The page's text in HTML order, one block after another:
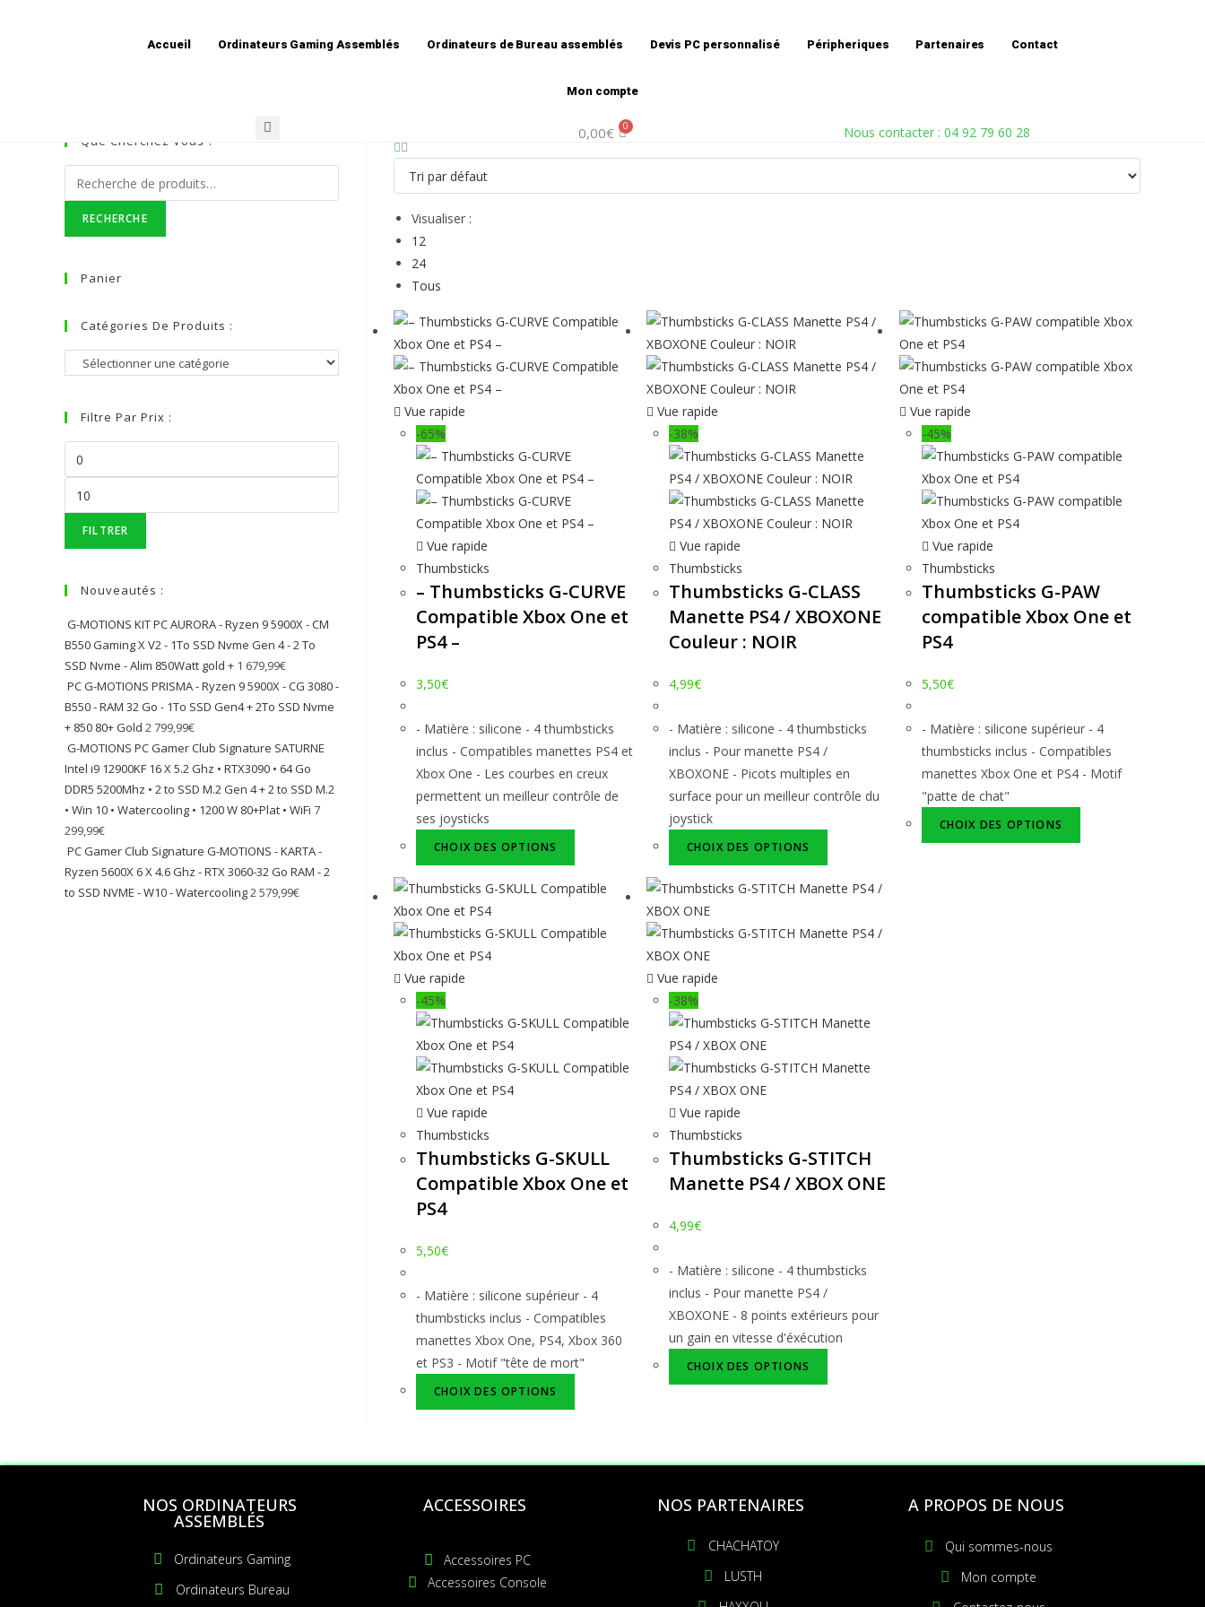
Accueil Ordinateurs Gaming Assemblés Ordinateurs de Bureau assemblés Devis PC personnalisé Péripheriques Partenaires Contact
Mon compte
0,00€ Nous contacter : 04 92 79 60 28
Visualiser :
12
24
Tous
Vue rapide
-65%
Vue rapide
Thumbsticks
– Thumbsticks G-CURVE
Compatible Xbox One et
PS4 –
3,50€
- Matière : silicone - 4 thumbsticks
inclus - Compatibles manettes PS4 et
Xbox One - Les courbes en creux
permettent un meilleur contrôle de
ses joysticks
CHOIX DES OPTIONS
Vue rapide
-38%
Vue rapide
Thumbsticks
Thumbsticks G-CLASS
Manette PS4 / XBOXONE
Couleur : NOIR
4,99€
- Matière : silicone - 4 thumbsticks
inclus - Pour manette PS4 /
XBOXONE - Picots multiples en
surface pour un meilleur contrôle du
joystick
CHOIX DES OPTIONS
Vue rapide
-45%
Vue rapide
Thumbsticks
Thumbsticks G-PAW
compatible Xbox One et
PS4
5,50€
- Matière : silicone supérieur - 4
thumbsticks inclus - Compatibles
manettes Xbox One et PS4 - Motif
"patte de chat"
CHOIX DES OPTIONS
Vue rapide
-45%
Vue rapide
Thumbsticks
Thumbsticks G-SKULL
Compatible Xbox One et
PS4
5,50€
- Matière : silicone supérieur - 4
thumbsticks inclus - Compatibles
manettes Xbox One, PS4, Xbox 360
et PS3 - Motif "tête de mort"
CHOIX DES OPTIONS
Vue rapide
-38%
Vue rapide
Thumbsticks
Thumbsticks G-STITCH
Manette PS4 / XBOX ONE
4,99€
- Matière : silicone - 4 thumbsticks
inclus - Pour manette PS4 /
XBOXONE - 8 points extérieurs pour
un gain en vitesse d'éxécution
CHOIX DES OPTIONS
Que Cherchez Vous ?
RECHERCHE
Panier
Catégories De Produits :
Filtre Par Prix :
FILTRER
Nouveautés :
G-MOTIONS KIT PC AURORA - Ryzen 9 5900X - CM
B550 Gaming X V2 - 1To SSD Nvme Gen 4 - 2 To
SSD Nvme - Alim 850Watt gold + 1 679,99€
PC G-MOTIONS PRISMA - Ryzen 9 5900X - CG 3080 -
B550 - RAM 32 Go - 1To SSD Gen4 + 2To SSD Nvme
+ 850 80+ Gold 2 799,99€
G-MOTIONS PC Gamer Club Signature SATURNE
Intel i9 12900KF 16 X 5.2 Ghz • RTX3090 • 64 Go
DDR5 5200Mhz • 2 to SSD M.2 Gen 4 + 2 to SSD M.2
• Win 10 • Watercooling • 1200 W 80+Plat • WiFi 7
299,99€
PC Gamer Club Signature G-MOTIONS - KARTA -
Ryzen 5600X 6 X 4.6 Ghz - RTX 3060-32 Go RAM - 2
to SSD NVME - W10 - Watercooling2 579,99€
NOS ORDINATEURS
ASSEMBLÉS
Ordinateurs Gaming
Ordinateurs Bureau
ACCESSOIRES
Accessoires PC
Accessoires Console
NOS PARTENAIRES
CHACHATOY
LUSTH
A PROPOS DE NOUS
Qui sommes-nous
Mon compte